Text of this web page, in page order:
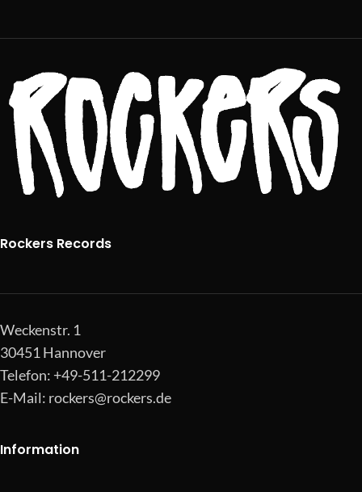
Rockers Records
Weckenstr. 1
30451 Hannover
Telefon: +49-511-212299
E-Mail: rockers@rockers.de
Information